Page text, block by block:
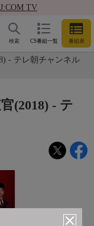
TV
CS番組一覧 番組表
検索
- テレ朝チャンネル
(2018) - テ